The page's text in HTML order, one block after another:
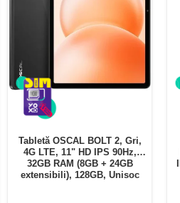
Tabletă OSCAL BOLT 2, Gri,
4G LTE, 11" HD IPS 90Hz,
32GB RAM (8GB + 24GB
extensibili), 128GB, Unisoc